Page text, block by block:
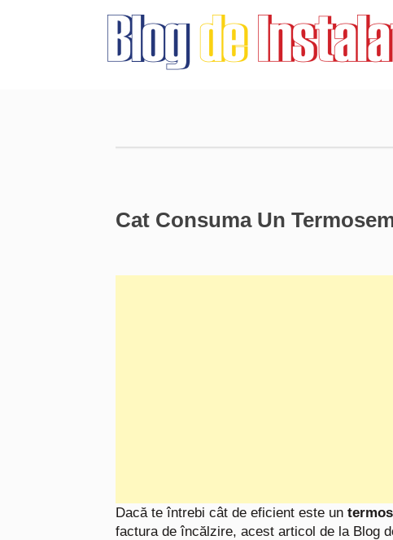
Cat Consuma Un
Dacă te întrebi cât de eficient este un
factura de încălzire, acest articol de la Blog